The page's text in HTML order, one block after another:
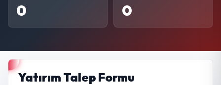
0 0
Yatırım Talep Formu